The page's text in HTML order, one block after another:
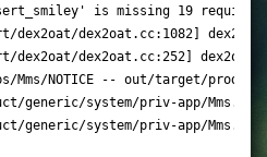
is missing 19 required
dex2oat/dex2oat.cc:1082]
dex2oat/dex2oat.cc:252] dex2oat
NOTICE -- out/target/
system/priv-app/Mms.apk
system/priv-app/